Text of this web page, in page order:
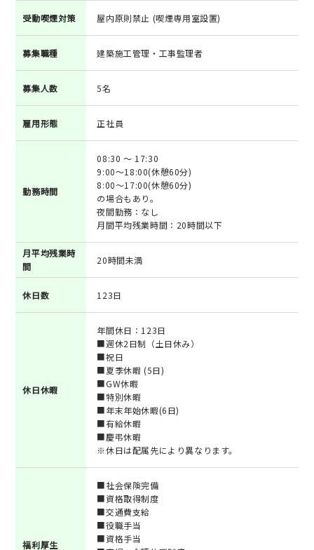
受動喫煙対策 屋内原則禁止 (喫煙専用室設置)
募集職種 建築施工管理・工事監理者
募集人数 5名
雇用形態 正社員
勤務時間
08:30 ～ 17:30
9:00～18:00(休憩60分)
8:00～17:00(休憩60分)
の場合もあり。
夜間勤務：なし
月間平均残業時間：20時間以下
月平均残業時
間
20時間未満
休日数 123日
休日休暇
年間休日：123日
■週休2日制（土日休み）
■祝日
■夏季休暇 (5日)
■GW休暇
■特別休暇
■年末年始休暇(6日)
■有給休暇
■慶弔休暇
※休日は配属先により異なります。
福利厚生
■社会保険完備
■資格取得制度
■交通費支給
■役職手当
■資格手当